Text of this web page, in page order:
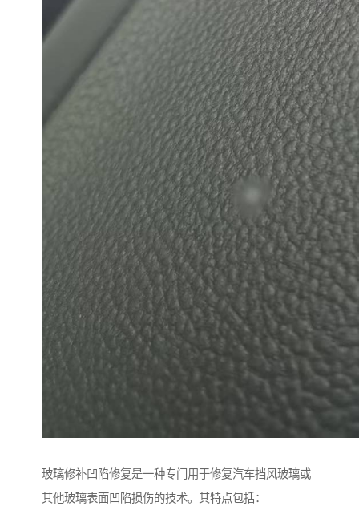
玻璃修补凹陷修复是一种专门用于修复汽车挡风玻璃或
其他玻璃表面凹陷损伤的技术。其特点包括：